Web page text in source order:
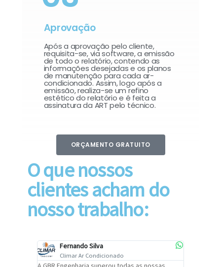
Aprovação
Após a aprovação pelo cliente,
requisita-se, via software, a emissão
de todo o relatório, contendo as
informações desejadas e os planos
de manutenção para cada ar-
condicionado. Assim, logo após a
emissão, realiza-se um refino
estético do relatório e é feita a
assinatura da ART pelo técnico.
ORÇAMENTO GRATUITO
O que nossos
clientes acham do
nosso trabalho:
Fernando Silva
Climar Ar Condicionado